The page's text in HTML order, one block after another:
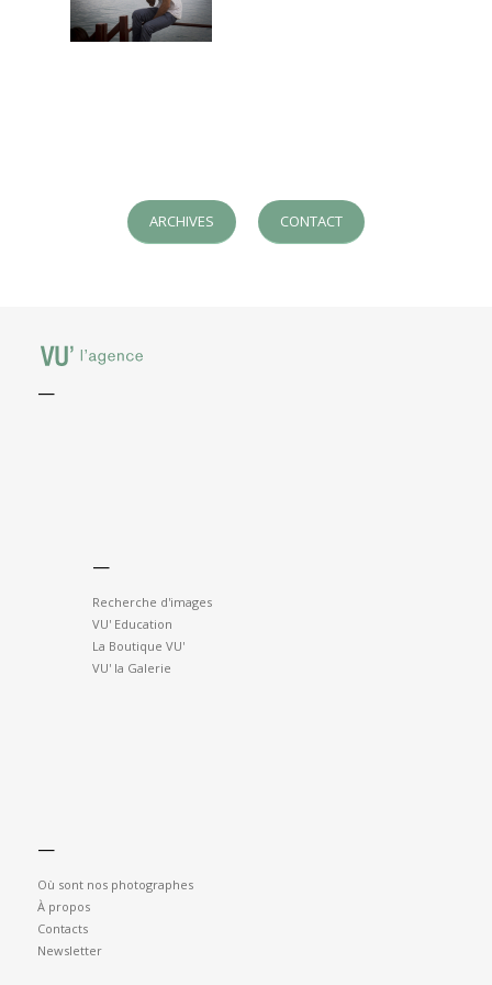
ARCHIVES CONTACT
—
—
Recherche d'images
VU' Education
La Boutique VU'
VU' la Galerie
—
Où sont nos photographes
À propos
Contacts
Newsletter